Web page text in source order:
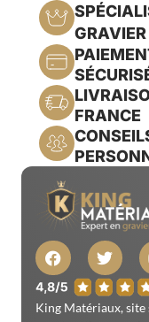
FRANCE
King Matériaux, site